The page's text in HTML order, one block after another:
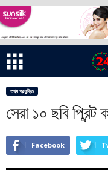
তথ্য প্রযুক্তি
সেরা ১০ ছবি
Facebook